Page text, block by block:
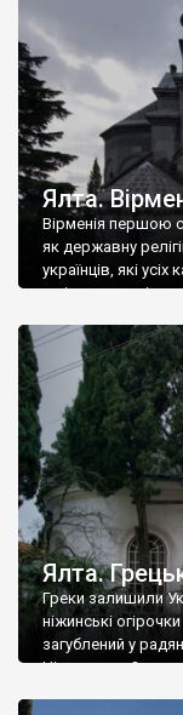
Ялта.
Вірменія першою
як державну
українців, які
є відданими
Ялта.
Греки залишили
ніжинські
загублений у
Ніжин греки?